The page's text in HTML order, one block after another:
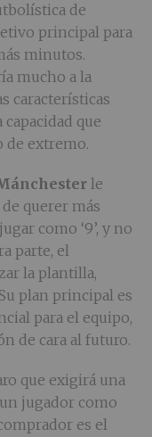
de
principal para
minutos.
mucho a la
características
capacidad que
de extremo.
le
querer más
como ‘9’, y no
parte, el
la plantilla,
plan principal es
para el equipo,
de cara al futuro.
que exigirá una
jugador como
es el